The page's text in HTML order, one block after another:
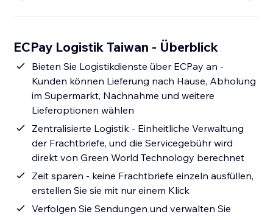
ECPay Logistik Taiwan - Überblick
Bieten Sie Logistikdienste über ECPay an -
Kunden können Lieferung nach Hause, Abholung
im Supermarkt, Nachnahme und weitere
Lieferoptionen wählen
Zentralisierte Logistik - Einheitliche Verwaltung
der Frachtbriefe, und die Servicegebühr wird
direkt von Green World Technology berechnet
Zeit sparen - keine Frachtbriefe einzeln ausfüllen,
erstellen Sie sie mit nur einem Klick
Verfolgen Sie Sendungen und verwalten Sie